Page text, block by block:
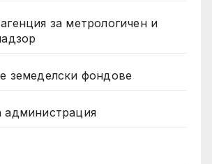
за метрологичен и
земеделски фондове
администрация